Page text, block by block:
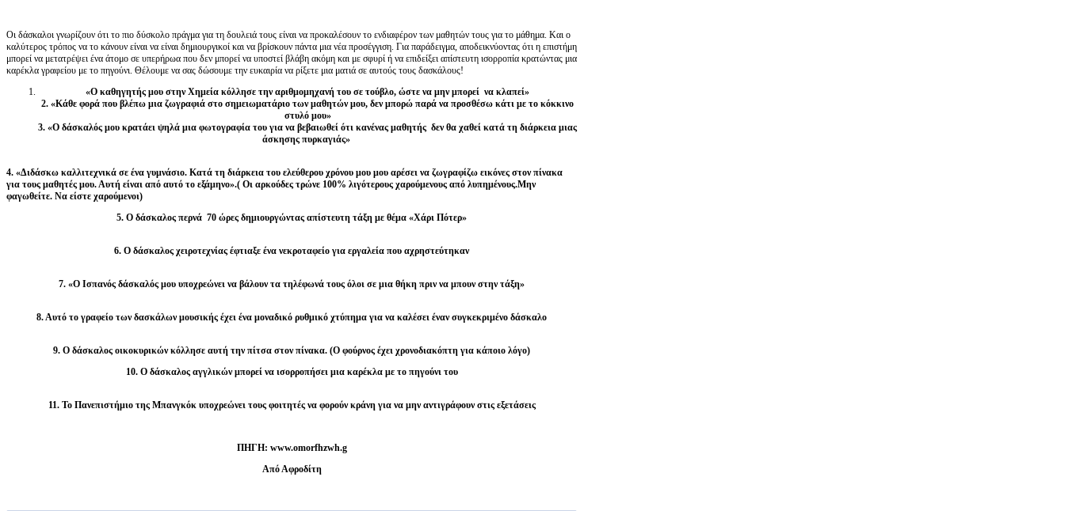
Οι δάσκαλοι γνωρίζουν ότι το πιο δύσκολο πράγμα για τη δουλειά τους είναι να προκαλέσουν το ενδιαφέρον των μαθητών τους για το μάθημα. Και ο
καλύτερος τρόπος να το κάνουν είναι να είναι δημιουργικοί και να βρίσκουν πάντα μια νέα προσέγγιση. Για παράδειγμα, αποδεικνύοντας ότι η επιστήμη
μπορεί να μετατρέψει ένα άτομο σε υπερήρωα που δεν μπορεί να υποστεί βλάβη ακόμη και με σφυρί ή να επιδείξει απίστευτη ισορροπία κρατώντας μια
καρέκλα γραφείου με το πηγούνι. Θέλουμε να σας δώσουμε την ευκαιρία να ρίξετε μια ματιά σε αυτούς τους δασκάλους!
«Ο καθηγητής μου στην Χημεία κόλλησε την αριθμομηχανή του σε τούβλο, ώστε να μην μπορεί να κλαπεί»
2. «Κάθε φορά που βλέπω μια ζωγραφιά στο σημειωματάριο των μαθητών μου, δεν μπορώ παρά να προσθέσω κάτι με το κόκκινο
στυλό μου»
3. «Ο δάσκαλός μου κρατάει ψηλά μια φωτογραφία του για να βεβαιωθεί ότι κανένας μαθητής δεν θα χαθεί κατά τη διάρκεια μιας
άσκησης πυρκαγιάς»
4. «Διδάσκω καλλιτεχνικά σε ένα γυμνάσιο. Κατά τη διάρκεια του ελεύθερου χρόνου μου μου αρέσει να ζωγραφίζω εικόνες στον πίνακα
για τους μαθητές μου. Αυτή είναι από αυτό το εξάμηνο».( Οι αρκούδες τρώνε 100% λιγότερους χαρούμενους από λυπημένους.Μην
φαγωθείτε. Να είστε χαρούμενοι)
5. Ο δάσκαλος περνά 70 ώρες δημιουργώντας απίστευτη τάξη με θέμα «Χάρι Πότερ»
6. Ο δάσκαλος χειροτεχνίας έφτιαξε ένα νεκροταφείο για εργαλεία που αχρηστεύτηκαν
7. «Ο Ισπανός δάσκαλός μου υποχρεώνει να βάλουν τα τηλέφωνά τους όλοι σε μια θήκη πριν να μπουν στην τάξη»
8. Αυτό το γραφείο των δασκάλων μουσικής έχει ένα μοναδικό ρυθμικό χτύπημα για να καλέσει έναν συγκεκριμένο δάσκαλο
9. Ο δάσκαλος οικοκυρικών κόλλησε αυτή την πίτσα στον πίνακα. (Ο φούρνος έχει χρονοδιακόπτη για κάποιο λόγο)
10. Ο δάσκαλος αγγλικών μπορεί να ισορροπήσει μια καρέκλα με το πηγούνι του
11. Το Πανεπιστήμιο της Μπανγκόκ υποχρεώνει τους φοιτητές να φορούν κράνη για να μην αντιγράφουν στις εξετάσεις
ΠΗΓΗ: www.omorfhzwh.g
Από Αφροδίτη